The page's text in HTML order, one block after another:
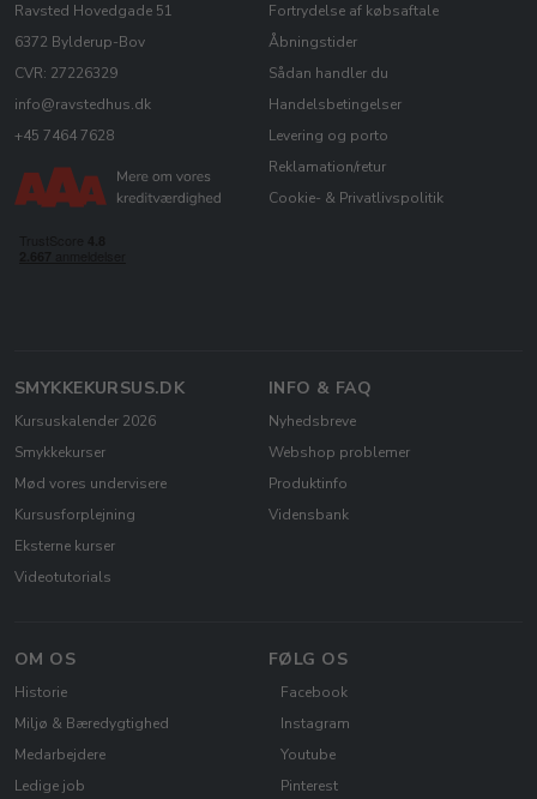
Ravsted Hovedgade 51
6372 Bylderup-Bov
CVR: 27226329
info@ravstedhus.dk
+45 7464 7628
Fortrydelse af købsaftale
Åbningstider
Sådan handler du
Handelsbetingelser
Levering og porto
Reklamation/retur
Cookie- & Privatlivspolitik
SMYKKEKURSUS.DK
Kursuskalender 2026
Smykkekurser
Mød vores undervisere
Kursusforplejning
Eksterne kurser
Videotutorials
INFO & FAQ
Nyhedsbreve
Webshop problemer
Produktinfo
Vidensbank
OM OS
Historie
Miljø & Bæredygtighed
Medarbejdere
Ledige job
FØLG OS
Facebook
Instagram
Youtube
Pinterest